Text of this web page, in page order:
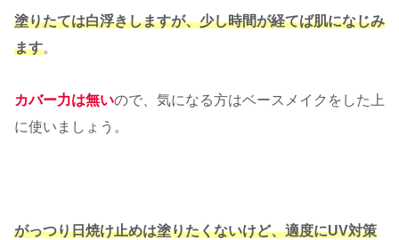
塗りたては白浮きしますが、少し時間が経てば肌になじみ
ます。
カバー力は無いので、気になる方はベースメイクをした上
に使いましょう。
がっつり日焼け止めは塗りたくないけど、適度にUV対策